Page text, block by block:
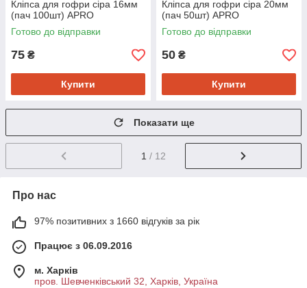
Кліпса для гофри сіра 16мм
(пач 100шт) APRO
Готово до відправки
75 ₴
Купити
Кліпса для гофри сіра 20мм
(пач 50шт) APRO
Готово до відправки
50 ₴
Купити
Показати ще
1 / 12
Про нас
97% позитивних з 1660 відгуків за рік
Працює з 06.09.2016
м. Харків
пров. Шевченківський 32, Харків, Україна